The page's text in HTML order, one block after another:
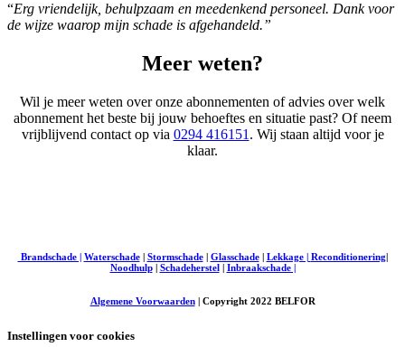
“Erg vriendelijk, behulpzaam en meedenkend personeel. Dank voor
de wijze waarop mijn schade is afgehandeld.”
Meer weten?
Wil je meer weten over onze abonnementen of advies over welk
abonnement het beste bij jouw behoeftes en situatie past? Of neem
vrijblijvend contact op via 0294 416151 . Wij staan altijd voor je
klaar.
Brandschade | Waterschade| Stormschade| Glasschade| Lekkage | Reconditionering|
Noodhulp| Schadeherstel| Inbraakschade |
Algemene Voorwaarden| Copyright 2022 BELFOR
Instellingen voor cookies